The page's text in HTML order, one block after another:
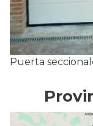
Puerta